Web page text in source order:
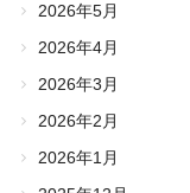
2026年5月
2026年4月
2026年3月
2026年2月
2026年1月